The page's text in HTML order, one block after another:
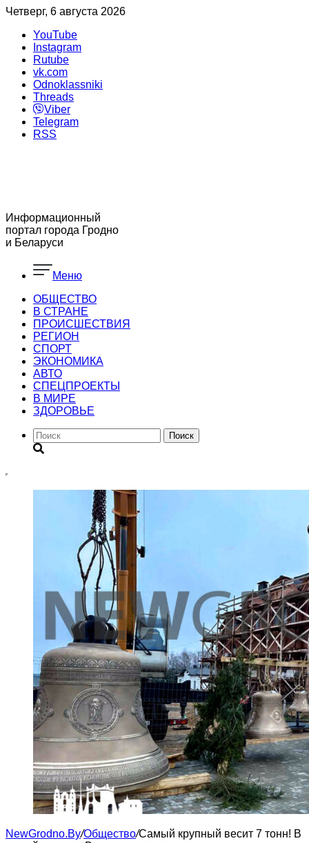
Четверг, 6 августа 2026
YouTube
Instagram
Rutube
vk.com
Odnoklassniki
Threads
Viber
Telegram
RSS
Информационный
портал города Гродно
и Беларуси
Меню
ОБЩЕСТВО
В СТРАНЕ
ПРОИСШЕСТВИЯ
РЕГИОН
CПОРТ
ЭКОНОМИКА
АВТО
СПЕЦПРОЕКТЫ
В МИРЕ
ЗДОРОВЬЕ
Поиск
NewGrodno.By/Общество/Самый крупный весит 7 тонн! В